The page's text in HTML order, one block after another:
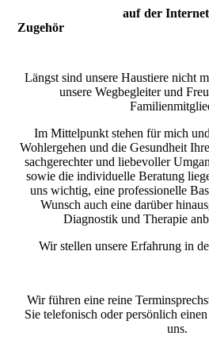
auf der
Zugehör
Längst sind unsere Haustiere nicht
unsere Wegbegleiter und
Im Mittelpunkt stehen für mich
Wohlergehen und die Gesundheit
sachgerechter und liebevoller
sowie die individuelle Beratung
uns wichtig, eine professionelle
Wunsch auch eine darüber
Diagnostik und Therapie
Wir stellen unsere Erfahrung in
Wir führen eine reine
Sie telefonisch oder persönlich
uns.